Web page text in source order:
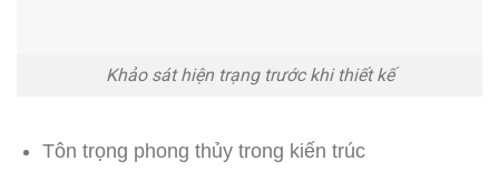
Khảo sát hiện trạng trước khi thiết kế
Tôn trọng phong thủy trong kiến trúc